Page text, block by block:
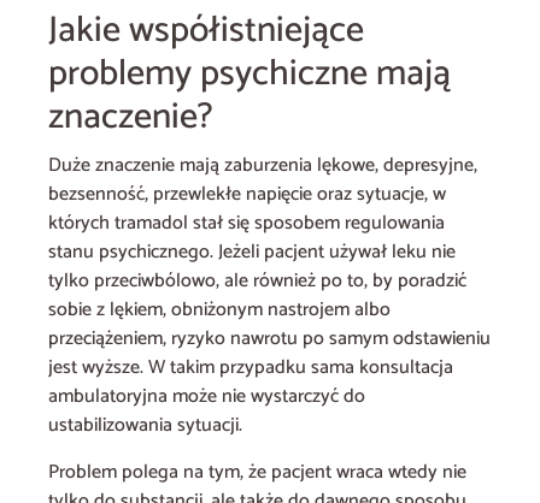
Jakie współistniejące
problemy psychiczne mają
znaczenie?
Duże znaczenie mają zaburzenia lękowe, depresyjne,
bezsenność, przewlekłe napięcie oraz sytuacje, w
których tramadol stał się sposobem regulowania
stanu psychicznego. Jeżeli pacjent używał leku nie
tylko przeciwbólowo, ale również po to, by poradzić
sobie z lękiem, obniżonym nastrojem albo
przeciążeniem, ryzyko nawrotu po samym odstawieniu
jest wyższe. W takim przypadku sama konsultacja
ambulatoryjna może nie wystarczyć do
ustabilizowania sytuacji.
Problem polega na tym, że pacjent wraca wtedy nie